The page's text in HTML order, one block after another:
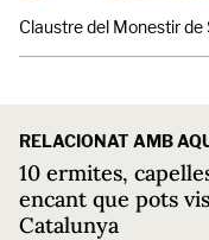
Claustre del Monestir de
RELACIONAT AMB
10 ermites,
encant que pots
Catalunya